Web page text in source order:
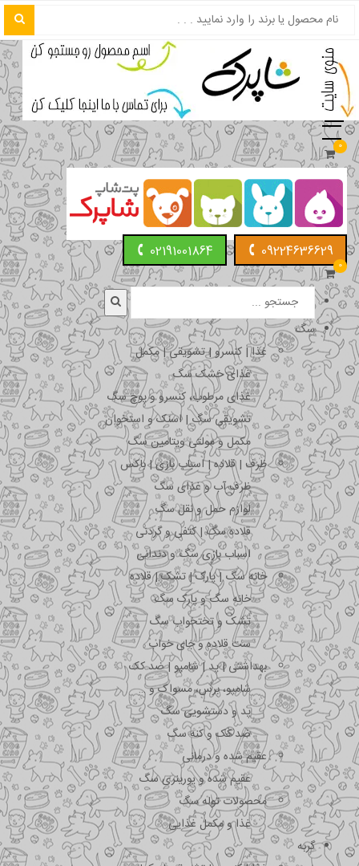
0
09224636629
02191001864
0
سگ
غذا | کنسرو | تشویقی | مکمل
غذای خشک سگ
غذای مرطوب، کنسرو و پوچ سگ
تشویقی سگ | اسنک و استخوان
مکمل و مولتی ویتامین سگ
ظرف | قلاده | اسباب بازی | باکس
ظرف آب و غذای سگ
لوازم حمل و نقل سگ
قلاده سگ | کتفی و گردنی
اسباب بازی سگ و دندانی
خانه سگ | پارک | تشک | قلاده
خانه سگ و پارک سگ
تشک و تختخواب سگ
ست قلاده و جای خواب
بهداشتی | پد | شامپو | ضد کک
شامپو، برس، مسواک و …
پد و دستشویی سگ
ضد کک و کنه سگ
عقیم شده و درمانی
عقیم شده و یورینری سگ
محصولات توله سگ
غذا و مکمل غذایی
گربه